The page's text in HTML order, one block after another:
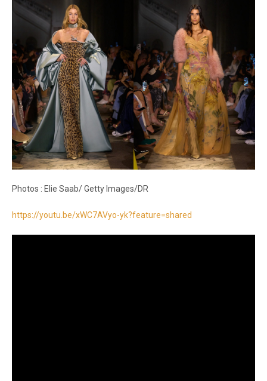
Photos : Elie Saab/ Getty Images/DR
https://youtu.be/xWC7AVyo-yk?feature=shared